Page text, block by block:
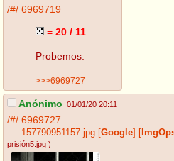
/#/ 6969719
= 20 / 11
Probemos.
>>>6969727
Anónimo 01/01/20 20:11
/#/ 6969727
157790951157.jpg Google
prisión5.jpg )